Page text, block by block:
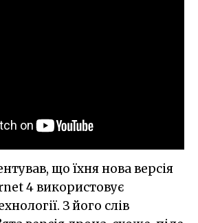
що їхня нова версія
4 використовує
З його слів